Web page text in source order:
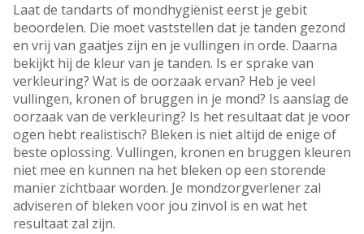
Laat de tandarts of mondhygiënist eerst je gebit
beoordelen. Die moet vaststellen dat je tanden gezond
en vrij van gaatjes zijn en je vullingen in orde. Daarna
bekijkt hij de kleur van je tanden. Is er sprake van
verkleuring? Wat is de oorzaak ervan? Heb je veel
vullingen, kronen of bruggen in je mond? Is aanslag de
oorzaak van de verkleuring? Is het resultaat dat je voor
ogen hebt realistisch? Bleken is niet altijd de enige of
beste oplossing. Vullingen, kronen en bruggen kleuren
niet mee en kunnen na het bleken op een storende
manier zichtbaar worden. Je mondzorgverlener zal
adviseren of bleken voor jou zinvol is en wat het
resultaat zal zijn.